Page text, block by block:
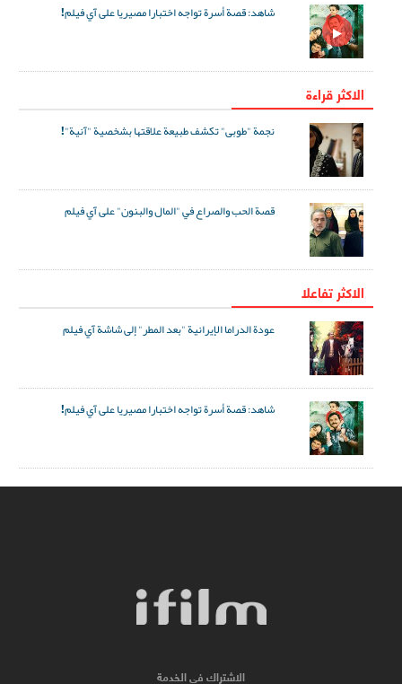
شاهد: قصة أسرة تواجه اختبارا مصيريا على آي فيلم!
الاكثر قراءة
نجمة "طوبى" تكشف طبيعة علاقتها بشخصية "آنية"!
قصة الحب والصراع في "المال والبنون" على آي فيلم
الاکثر تفاعلا
عودة الدراما الإيرانية "بعد المطر" إلى شاشة آي فيلم
شاهد: قصة أسرة تواجه اختبارا مصيريا على آي فيلم!
الاشتراك في الخدمة